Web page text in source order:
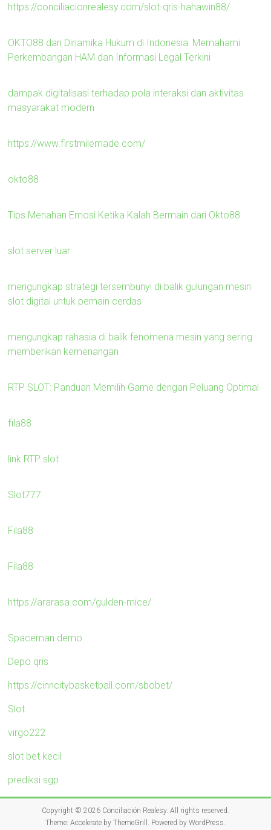
https://conciliacionrealesy.com/slot-qris-hahawin88/
OKTO88 dan Dinamika Hukum di Indonesia: Memahami
Perkembangan HAM dan Informasi Legal Terkini
dampak digitalisasi terhadap pola interaksi dan aktivitas
masyarakat modern
https://www.firstmilemade.com/
okto88
Tips Menahan Emosi Ketika Kalah Bermain dari Okto88
slot server luar
mengungkap strategi tersembunyi di balik gulungan mesin
slot digital untuk pemain cerdas
mengungkap rahasia di balik fenomena mesin yang sering
memberikan kemenangan
RTP SLOT: Panduan Memilih Game dengan Peluang Optimal
fila88
link RTP slot
Slot777
Fila88
Fila88
https://ararasa.com/gulden-mice/
Spaceman demo
Depo qris
https://cinncitybasketball.com/sbobet/
Slot
virgo222
slot bet kecil
prediksi sgp
Copyright © 2026 Conciliación Realesy. All rights reserved.
Theme: Accelerateby ThemeGrill. Powered by WordPress